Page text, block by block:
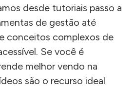
desde tutoriais passo a
de gestão até
conceitos complexos de
Se você é
melhor vendo na
são o recurso ideal